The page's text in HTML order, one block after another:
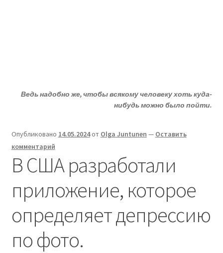
О депрессии
Ведь надобно же, чтобы всякому человеку хоть куда-
нибудь можно было пойти.
Опубликовано 14.05.2024от Olga Juntunen — Оставить
комментарий
В США разработали
приложение, которое
определяет депрессию
по фото.